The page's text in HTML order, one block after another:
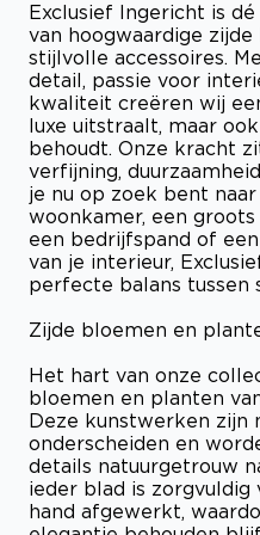
Exclusief Ingericht is
van hoogwaardige
stijlvolle accessoires.
detail, passie voor
kwaliteit creëren wij
luxe uitstraalt, maar
behoudt. Onze kracht
verfijning,
je nu op zoek bent
woonkamer, een
een bedrijfspand of
van je interieur,
perfecte balans tussen
Zijde bloemen en
Het hart van onze
bloemen en planten
Deze kunstwerken zijn
onderscheiden en
details natuurgetrouw
ieder blad is
hand afgewerkt,